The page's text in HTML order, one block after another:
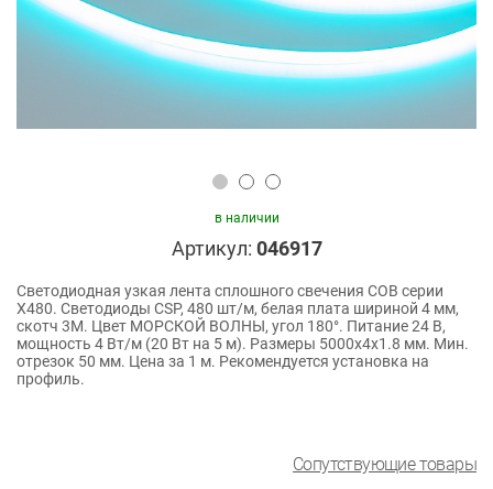
в наличии
Артикул: 046917
Светодиодная узкая лента сплошного свечения COB серии
X480. Светодиоды CSP, 480 шт/м, белая плата шириной 4 мм,
скотч 3M. Цвет МОРСКОЙ ВОЛНЫ, угол 180°. Питание 24 В,
мощность 4 Вт/м (20 Вт на 5 м). Размеры 5000х4х1.8 мм. Мин.
отрезок 50 мм. Цена за 1 м. Рекомендуется установка на
профиль.
Сопутствующие товары